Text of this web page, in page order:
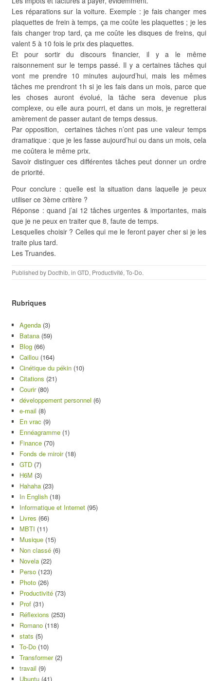
Les réparations sur la voiture. Exemple : je fais changer mes
plaquettes de frein à temps, ça me coûte les plaquettes ; je les
fais changer trop tard, ça me coûte les disques de freins, qui
valent 5 à 10 fois le prix des plaquettes.
Et pour sortir du discours financier, il y a le même
raisonnement sur le temps passé. Il y a certaines tâches qui
vont me prendre 10 minutes aujourd’hui, mais les mêmes
tâches me prendront 1h si je les fais dans un mois, parce que
les choses auront évolué, la tâche sera devenue plus
complexe, ou elle aura pourri, et dans un mois, je regretterai
amèrement de passer autant de temps dessus.
Par opposition, certaines tâches n’ont pas une valeur temps
dramatique : que je les fasse aujourd’hui ou dans un mois, cela
me coûtera le même prix.
Savoir distinguer ces différentes tâches peut donner un ordre
de priorité.
Pour conclure : quelle est la situation dans laquelle je peux
utiliser ce 3ème critère ?
Réponse : quand j’ai 12 tâches urgentes & importantes, mais
que je ne peux en traiter que 8, faute de temps.
Lesquelles choisir ? Celles qui me le feront payer cher si je les
traite plus tard.
Les Truandes.
Published by Docthib, in GTD, Productivité, To-Do.
Rubriques
Agenda (3)
Batana (59)
Blog (66)
Caillou (164)
Cinétique du pékin (10)
Citations (21)
Courir(80)
développement personnel (6)
e-mail (8)
En vrac (9)
Ennéagramme (1)
Finance (70)
Fonds de miroir(18)
GTD (7)
H6M (3)
Hahaha (23)
In English (18)
Informatique et Internet (95)
Livres (66)
MBTI (11)
Musique (15)
Non classé (6)
Novela (22)
Perso (123)
Photo (26)
Productivité (73)
Prof (31)
Réflexions (253)
Romano (118)
stats (5)
To-Do (10)
Transformer(2)
travail (9)
Ubuntu (41)